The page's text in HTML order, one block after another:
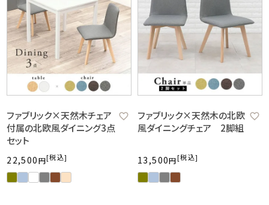
ファブリック×天然木チェア
付属の北欧風ダイニング3点
セット
22,500 税込
ファブリック×天然木の北欧
風ダイニングチェア 2脚組
13,500 税込